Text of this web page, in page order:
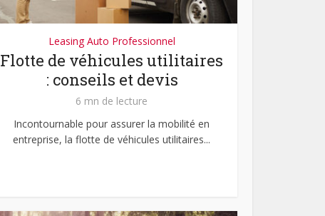
Leasing Auto Professionnel
Flotte de véhicules utilitaires
: conseils et devis
6 mn de lecture
Incontournable pour assurer la mobilité en
entreprise, la flotte de véhicules utilitaires...